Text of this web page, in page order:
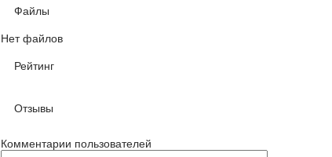
Файлы
Нет файлов
Рейтинг
Отзывы
Комментарии пользователей